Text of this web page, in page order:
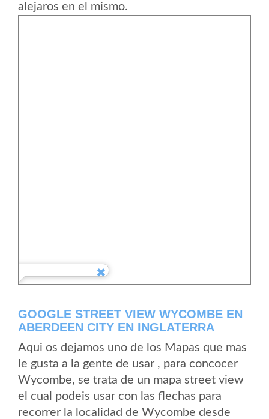
alejaros en el mismo.
GOOGLE STREET VIEW WYCOMBE EN
ABERDEEN CITY EN INGLATERRA
Aqui os dejamos uno de los Mapas que mas
le gusta a la gente de usar , para concocer
Wycombe, se trata de un mapa street view
el cual podeis usar con las flechas para
recorrer la localidad de Wycombe desde